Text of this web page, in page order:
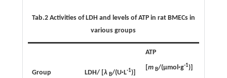
Tab.2 Activities of LDH and levels of ATP in rat BMECs in
various groups
Group LDH/ [λ B/(U·L-1)]
ATP
[m B/(μmol·g-1)]